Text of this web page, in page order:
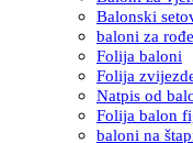
Balonski
baloni za
Folija baloni
Folija
Natpis od
Folija balon
baloni na